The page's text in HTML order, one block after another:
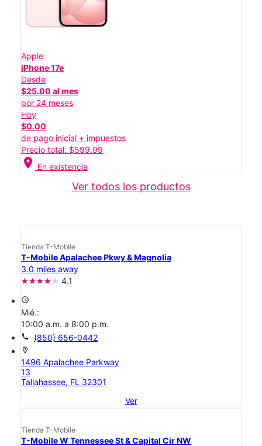
Apple
iPhone 17e
Desde
$25.00 al mes
por 24 meses
Hoy
$0.00
de pago inicial + impuestos
Precio total: $599.99
location_on En existencia
Ver todos los productos
Tienda T-Mobile
T-Mobile Apalachee Pkwy & Magnolia
3.0 miles away
4.1
access_time
Mié.:
10:00 a.m. a 8:00 p.m.
call (850) 656-0442
location_on
1496 Apalachee Parkway
13
Tallahassee, FL 32301
Ver
Tienda T-Mobile
T-Mobile W Tennessee St & Capital Cir NW